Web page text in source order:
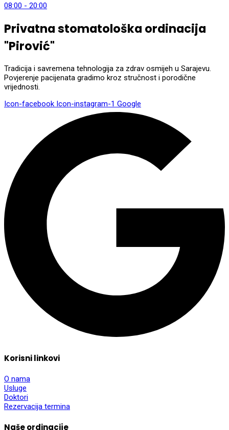
08:00 - 20:00
Privatna stomatološka ordinacija
"Pirović"
Tradicija i savremena tehnologija za zdrav osmijeh u Sarajevu.
Povjerenje pacijenata gradimo kroz stručnost i porodične
vrijednosti.
Icon-facebook Icon-instagram-1 Google
Korisni linkovi
O nama
Usluge
Doktori
Rezervacija termina
Naše ordinacije